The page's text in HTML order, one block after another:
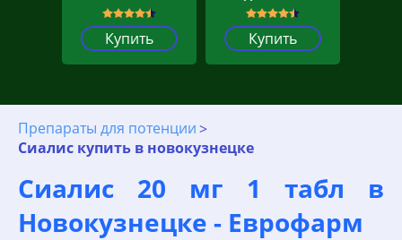
Купить Купить
Препараты для потенции
Сиалис купить в новокузнецке
Сиалис 20 мг 1 табл в
Новокузнецке - Еврофарм